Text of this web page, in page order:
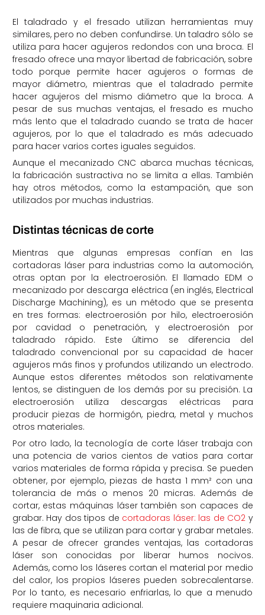
El taladrado y el fresado utilizan herramientas muy
similares, pero no deben confundirse. Un taladro sólo se
utiliza para hacer agujeros redondos con una broca. El
fresado ofrece una mayor libertad de fabricación, sobre
todo porque permite hacer agujeros o formas de
mayor diámetro, mientras que el taladrado permite
hacer agujeros del mismo diámetro que la broca. A
pesar de sus muchas ventajas, el fresado es mucho
más lento que el taladrado cuando se trata de hacer
agujeros, por lo que el taladrado es más adecuado
para hacer varios cortes iguales seguidos.
Aunque el mecanizado CNC abarca muchas técnicas,
la fabricación sustractiva no se limita a ellas. También
hay otros métodos, como la estampación, que son
utilizados por muchas industrias.
Distintas técnicas de corte
Mientras que algunas empresas confían en las
cortadoras láser para industrias como la automoción,
otras optan por la electroerosión. El llamado EDM o
mecanizado por descarga eléctrica (en inglés, Electrical
Discharge Machining), es un método que se presenta
en tres formas: electroerosión por hilo, electroerosión
por cavidad o penetración, y electroerosión por
taladrado rápido. Este último se diferencia del
taladrado convencional por su capacidad de hacer
agujeros más finos y profundos utilizando un electrodo.
Aunque estos diferentes métodos son relativamente
lentos, se distinguen de los demás por su precisión. La
electroerosión utiliza descargas eléctricas para
producir piezas de hormigón, piedra, metal y muchos
otros materiales.
Por otro lado, la tecnología de corte láser trabaja con
una potencia de varios cientos de vatios para cortar
varios materiales de forma rápida y precisa. Se pueden
obtener, por ejemplo, piezas de hasta 1 mm² con una
tolerancia de más o menos 20 micras. Además de
cortar, estas máquinas láser también son capaces de
grabar. Hay dos tipos de cortadoras láser: las de CO2 y
las de fibra, que se utilizan para cortar y grabar metales.
A pesar de ofrecer grandes ventajas, las cortadoras
láser son conocidas por liberar humos nocivos.
Además, como los láseres cortan el material por medio
del calor, los propios láseres pueden sobrecalentarse.
Por lo tanto, es necesario enfriarlas, lo que a menudo
requiere maquinaria adicional.